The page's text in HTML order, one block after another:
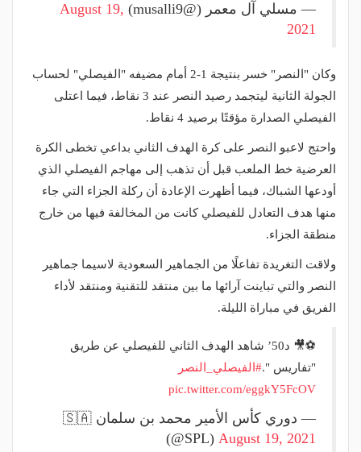
— مسلي آل معمر (@musalli9)
August 19,
2021
وكان "النصر" خسر بنتيجة 1-2 أمام مضيفه "الفيصلي" لحساب
الجولة الثانية ليتجمد رصيد النصر عند 3 نقاط، فيما اعتلى
الفيصلي الصدارة مؤقتًا برصيد 4 نقاط.
واحتج لاعبو النصر على كرة الهدف الثاني بداعي تخطى الكرة
العرضية خط الملعب قبل أن تذهب إلى مهاجم الفيصلي الذي
أودعها الشباك، فيما أظهرت الإعادة أن ركلة الجزاء التي جاء
منها هدف التعادل للفيصلي كانت من المخالفة فيها من خارج
منطقة الجزاء.
ولاقت التغريدة تفاعلًا من الجماهير السعودية لاسيما جماهير
النصر والتي تباينت آرائها ما بين منتقد للتقنية ومنتقد لأداء
الفريق في مباراة الليلة.
⚽️🎥 د50’ شاهد الهدف الثاني للفيصلي عن طريق
"تفاريس ".#الفيصلي_النصر
pic.twitter.com/eggkY5FcOV
— دوري كأس الأمير محمد بن سلمان 🇸🇦
(@SPL) August 19, 2021